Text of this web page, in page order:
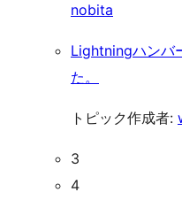
nobita
Lightningハンバ
た。
トピック作成者:
3
4